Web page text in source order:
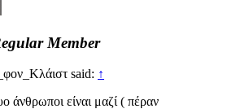
Member
said: ↑
άνθρωποι είναι μαζί ( πέραν